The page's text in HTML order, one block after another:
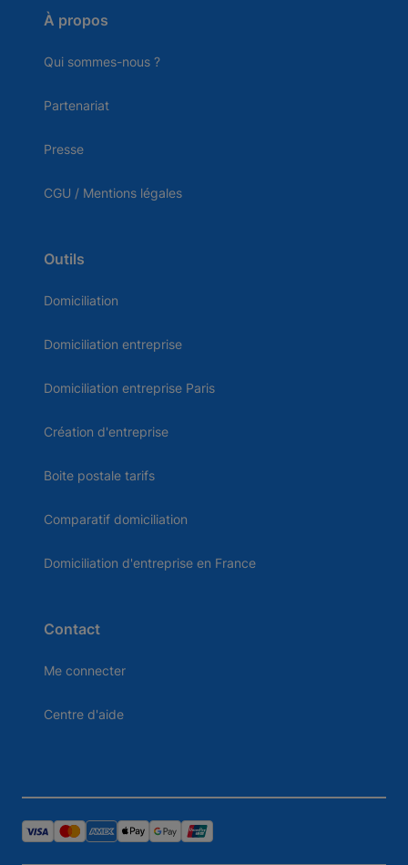
À propos
Qui sommes-nous ?
Partenariat
Presse
CGU / Mentions légales
Outils
Domiciliation
Domiciliation entreprise
Domiciliation entreprise Paris
Création d'entreprise
Boite postale tarifs
Comparatif domiciliation
Domiciliation d'entreprise en France
Contact
Me connecter
Centre d'aide